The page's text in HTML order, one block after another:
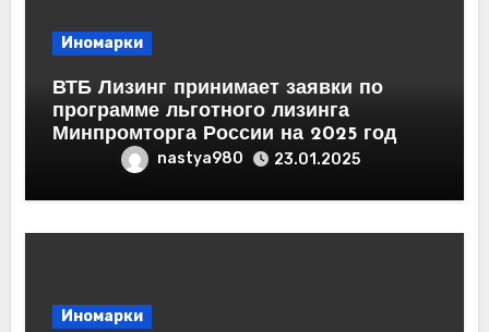
Иномарки
ВТБ Лизинг принимает заявки по
программе льготного лизинга
Минпромторга России на 2025 год
nastya980 23.01.2025
Иномарки